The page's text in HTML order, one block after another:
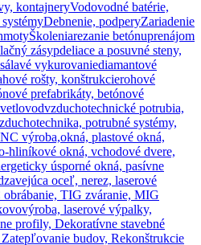
kontajneryVodovodné batérie,
Debnenie, podperyZariadenie
Školeniarezanie betónuprenájom
zásypdeliace a posuvné steny,
vykurovaniediamantové
rošty, konštrukcierohové
prefabrikáty, betónové
vzduchotechnické potrubia,
potrubné systémy,
výroba,okná, plastové okná,
hliníkové okná, vchodové dvere,
úsporné okná, pasívne
oceľ, nerez, laserové
TIG zváranie, MIG
laserové výpalky,
profily, Dekoratívne stavebné
budov, Rekonštrukcie